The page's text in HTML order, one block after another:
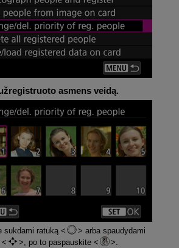
asmens veidą.
sukdami ratuką
arba spaudydami
, po to paspauskite .